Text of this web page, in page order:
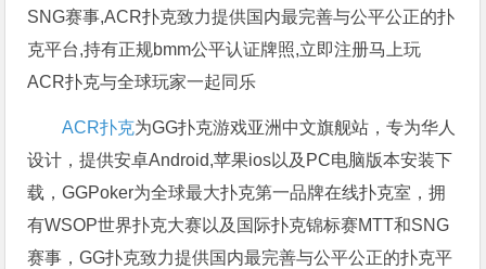
SNG赛事,ACR扑克致力提供国内最完善与公平公正的扑
克平台,持有正规bmm公平认证牌照,立即注册马上玩
ACR扑克与全球玩家一起同乐
ACR扑克为GG扑克游戏亚洲中文旗舰站，专为华人
设计，提供安卓Android,苹果ios以及PC电脑版本安装下
载，GGPoker为全球最大扑克第一品牌在线扑克室，拥
有WSOP世界扑克大赛以及国际扑克锦标赛MTT和SNG
赛事，GG扑克致力提供国内最完善与公平公正的扑克平